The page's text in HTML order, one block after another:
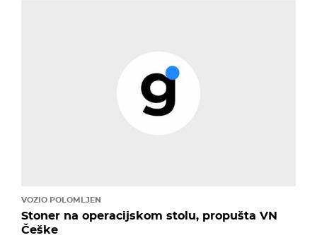
VOZIO POLOMLJEN
Stoner na operacijskom stolu, propušta VN
Češke